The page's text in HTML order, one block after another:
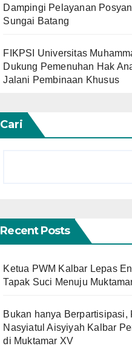
Dampingi Pelayanan
Sungai Batang
FIKPSI Universitas
Dukung Pemenuhan Hak
Jalani Pembinaan Khusus
Cari
Recent Posts
Ketua PWM Kalbar Lepas
Tapak Suci Menuju
Bukan hanya Berpartisipasi,
Nasyiatul Aisyiyah Kalbar
di Muktamar XV